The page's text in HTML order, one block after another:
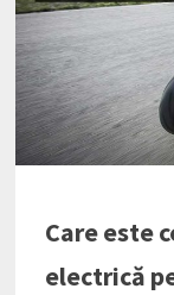
Care este
electrică